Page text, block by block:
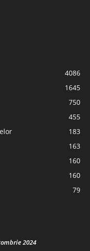
4086
1645
750
455
183
163
160
160
79
2024